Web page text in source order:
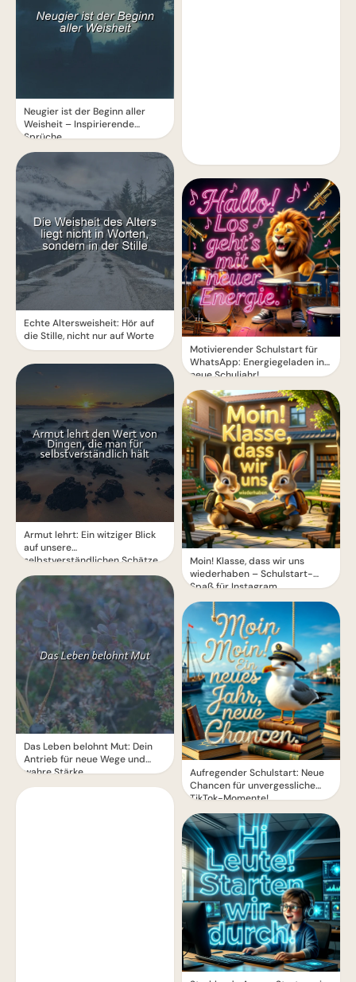
Neugier ist der Beginn aller
Weisheit – Inspirierende
Sprüche
Echte Altersweisheit: Hör auf
die Stille, nicht nur auf Worte
Armut lehrt: Ein witziger Blick
auf unsere
selbstverständlichen Schätze
Das Leben belohnt Mut: Dein
Antrieb für neue Wege und
wahre Stärke
Motivierender Schulstart für
WhatsApp: Energiegeladen ins
neue Schuljahr!
Moin! Klasse, dass wir uns
wiederhaben – Schulstart-
Spaß für Instagram
Aufregender Schulstart: Neue
Chancen für unvergessliche
TikTok-Momente!